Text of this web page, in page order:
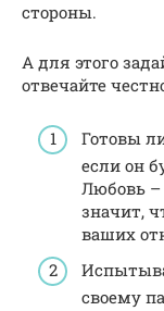
стороны.
А для этого
отвечайте
Готовы
если он
Любовь –
значит,
ваших
своему